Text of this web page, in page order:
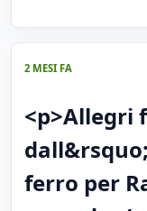
2 MESI FA
<p>Allegri
ferro per